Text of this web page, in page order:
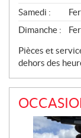
Samedi :
Dimanche :
Pièces et
dehors des